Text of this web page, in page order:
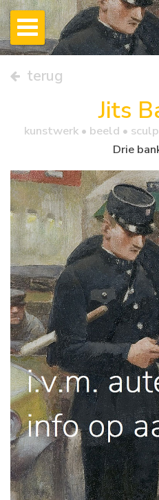
terug
Jits
kunstwerk • beeld •
Drie